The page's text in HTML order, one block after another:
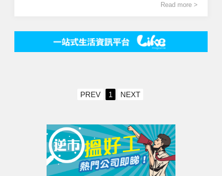
Read more >
PREV 1 NEXT